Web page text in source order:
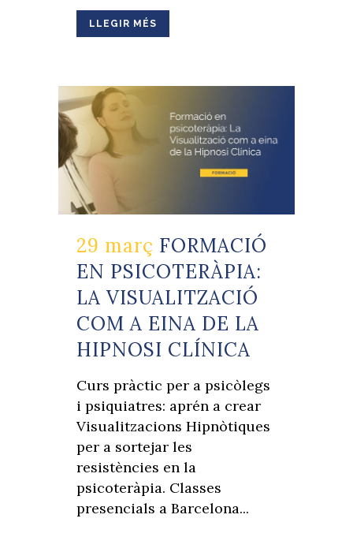
LLEGIR MÉS
29 març FORMACIÓ
EN PSICOTERÀPIA:
LA VISUALITZACIÓ
COM A EINA DE LA
HIPNOSI CLÍNICA
Curs pràctic per a psicòlegs
i psiquiatres: aprén a crear
Visualitzacions Hipnòtiques
per a sortejar les
resistències en la
psicoteràpia. Classes
presencials a Barcelona...